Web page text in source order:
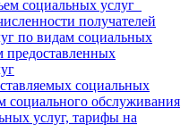
социальных услуг
получателей
по видам социальных
предоставленных
социальных
социального обслуживания
услуг, тарифы на